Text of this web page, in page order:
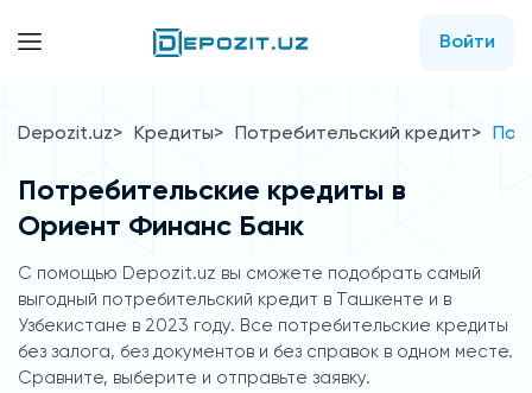
Войти
Depozit.uz Кредиты Потребительский кредит
Потребительские кредиты в
Ориент Финанс Банк
C помощью Depozit.uz вы сможете подобрать самый
выгодный потребительский кредит в Ташкенте и в
Узбекистане в 2023 году. Все потребительские кредиты
без залога, без документов и без справок в одном месте.
Сравните, выберите и отправьте заявку.